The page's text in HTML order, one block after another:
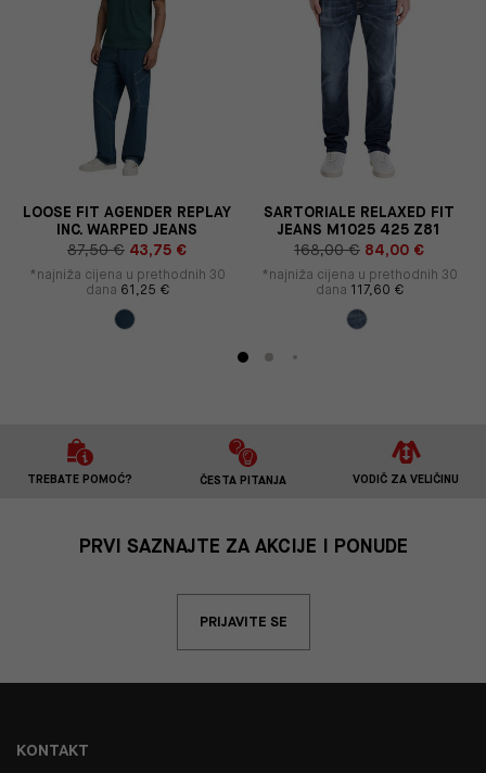
LOOSE FIT AGENDER REPLAY
INC. WARPED JEANS
87,50 € 43,75 €
*najniža cijena u prethodnih 30
dana 61,25 €
SARTORIALE RELAXED FIT
JEANS M1025 425 Z81
168,00 € 84,00 €
*najniža cijena u prethodnih 30
dana 117,60 €
TREBATE POMOĆ? ČESTA PITANJA VODIČ ZA VELIČINU
PRVI SAZNAJTE ZA AKCIJE I PONUDE
PRIJAVITE SE
KONTAKT